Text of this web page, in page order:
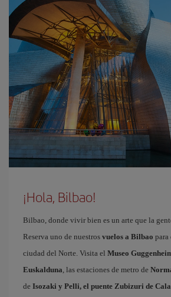
¡Hola, Bilbao!
Bilbao, donde vivir bien es un arte que la
Reserva uno de nuestros vuelos a Bilbao para
ciudad del Norte. Visita el Museo
Euskalduna, las estaciones de metro de
de Isozaki y Pelli, el puente Zubizuri de